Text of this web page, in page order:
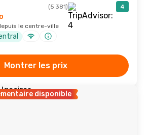
(5 381) 4
le centre-ville
Montrer les prix
disponible